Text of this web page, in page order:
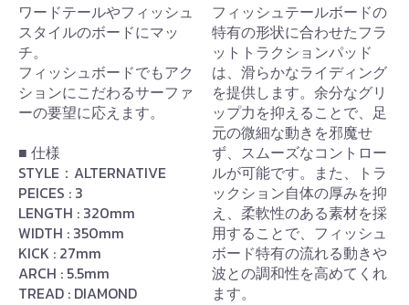
ワードテールやフィッシュ
スタイルのボードにマッ
チ。
フィッシュボードでもアク
ションにこだわるサーファ
ーの要望に応えます。
■ 仕様
STYLE：ALTERNATIVE
PEICES : 3
LENGTH : 320mm
WIDTH : 350mm
KICK : 27mm
ARCH : 5.5mm
TREAD : DIAMOND
フィッシュテールボードの
特有の形状に合わせたフラ
ットトラクションパッド
は、滑らかなライディング
を提供します。余分なグリ
ップ力を抑えることで、足
元の微細な動きを邪魔せ
ず、スムーズなコントロー
ルが可能です。また、トラ
ックション自体の厚みを抑
え、柔軟性のある素材を採
用することで、フィッシュ
ボード特有の流れる動きや
波との調和性を高めてくれ
ます。